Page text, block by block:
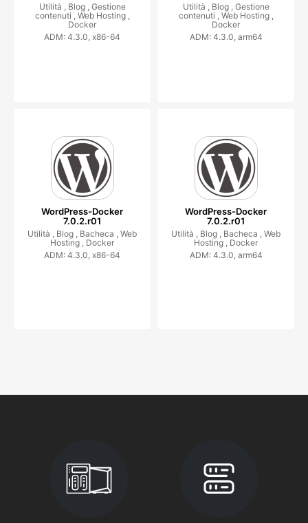
Utilità , Blog , Gestione
contenuti , Web Hosting ,
Docker
ADM: 4.3.0, x86-64
Utilità , Blog , Gestione
contenuti , Web Hosting ,
Docker
ADM: 4.3.0, arm64
WordPress-Docker
7.0.2.r01
Utilità , Blog , Bacheca , Web
Hosting , Docker
ADM: 4.3.0, x86-64
WordPress-Docker
7.0.2.r01
Utilità , Blog , Bacheca , Web
Hosting , Docker
ADM: 4.3.0, arm64